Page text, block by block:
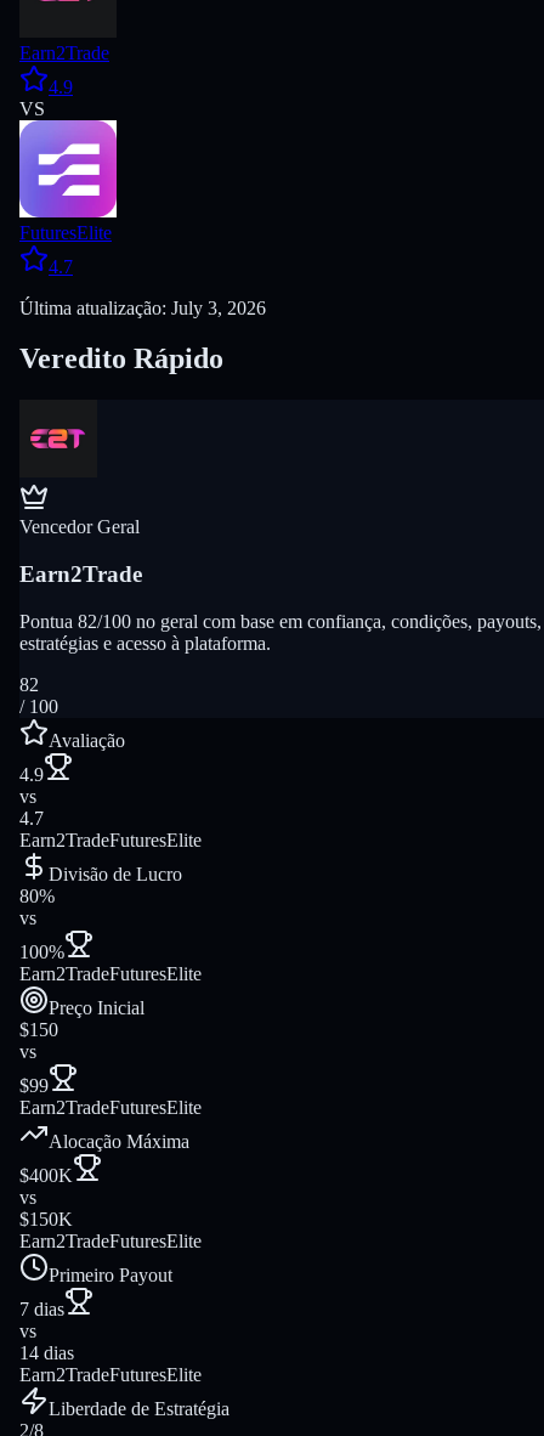
Earn2Trade
4.9
VS
FuturesElite
4.7
Última atualização: July 3, 2026
Veredito Rápido
Vencedor Geral
Earn2Trade
Pontua 82/100 no geral com base em confiança, condições, payouts,
estratégias e acesso à plataforma.
82
/ 100
Avaliação
4.9
vs
4.7
Earn2TradeFuturesElite
Divisão de Lucro
80%
vs
100%
Earn2TradeFuturesElite
Preço Inicial
$150
vs
$99
Earn2TradeFuturesElite
Alocação Máxima
$400K
vs
$150K
Earn2TradeFuturesElite
Primeiro Payout
7 dias
vs
14 dias
Earn2TradeFuturesElite
Liberdade de Estratégia
2/8